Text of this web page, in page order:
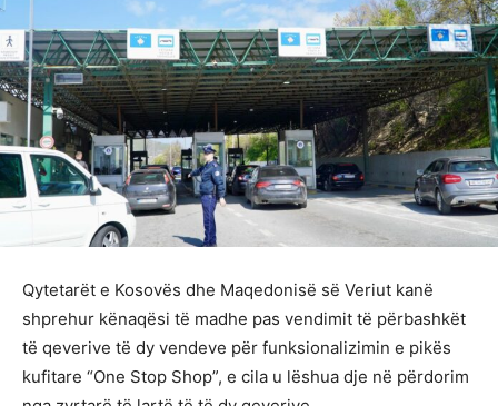
Qytetarët e Kosovës dhe Maqedonisë së Veriut kanë
shprehur kënaqësi të madhe pas vendimit të përbashkët
të qeverive të dy vendeve për funksionalizimin e pikës
kufitare “One Stop Shop”, e cila u lëshua dje në përdorim